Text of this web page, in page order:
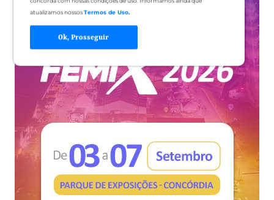
atualizamos nossosTermos de Uso.
Ok, Prosseguir